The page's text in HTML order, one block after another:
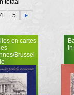
totaal
4 5
en cartes
Brussel
in